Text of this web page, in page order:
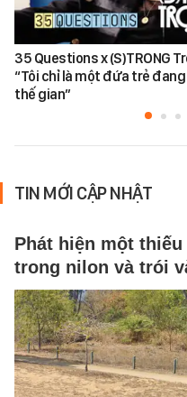
35 Questions x (S)TRONG
“Tôi chỉ là một đứa trẻ
thế gian”
TIN MỚI CẬP NHẬT
Phát hiện một
trong nilon và trói